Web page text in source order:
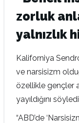
zorluk
yalnızlık
Kaliforniya
ve narsisizm
özellikle gençler
yayıldığını
“ABD’de